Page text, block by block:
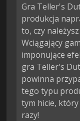
Gra Teller's
produkcja
to, czy
Wciągający
imponujące
gra Teller's
powinna
tego typu
tym hicie, który
razy!